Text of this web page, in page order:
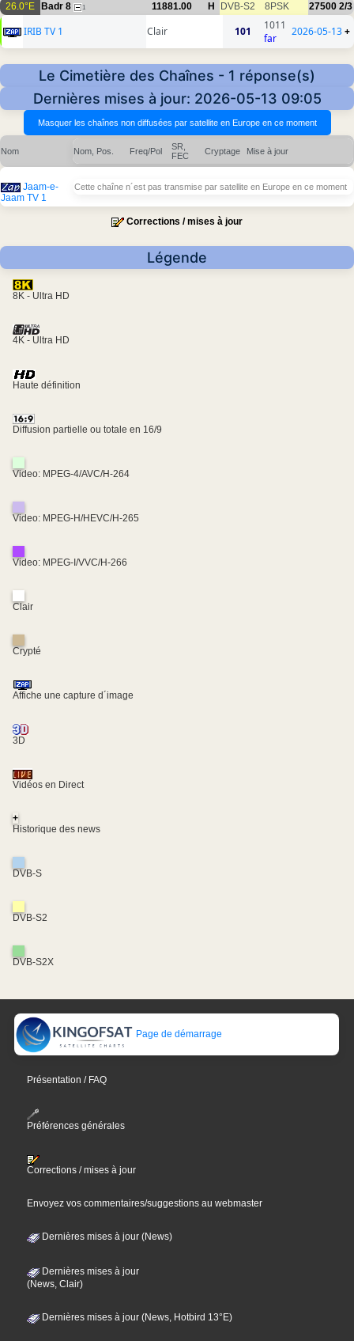
26.0°E Badr 8 1 11881.00 H DVB-S2 8PSK 27500 2/3
IRIB TV 1 Clair 101
1011
far
2026-05-13+
Le Cimetière des Chaînes - 1 réponse(s)
Dernières mises à jour: 2026-05-13 09:05
Nom Nom, Pos. Freq/Pol
SR,
FEC
Cryptage Mise à jour
Jaam-e-
Jaam TV 1
Cette chaîne n´est pas transmise par satellite en Europe en ce moment
Corrections / mises à jour
Légende
8K - Ultra HD
4K - Ultra HD
Haute définition
Diffusion partielle ou totale en 16/9
Video: MPEG-4/AVC/H-264
Video: MPEG-H/HEVC/H-265
Video: MPEG-I/VVC/H-266
Clair
Crypté
Affiche une capture d´image
3D
Vidéos en Direct
+
Historique des news
DVB-S
DVB-S2
DVB-S2X
Page de démarrage
Présentation / FAQ
Préférences générales
Corrections / mises à jour
Envoyez vos commentaires/suggestions au webmaster
Dernières mises à jour (News)
Dernières mises à jour
(News, Clair)
Dernières mises à jour (News, Hotbird 13°E)